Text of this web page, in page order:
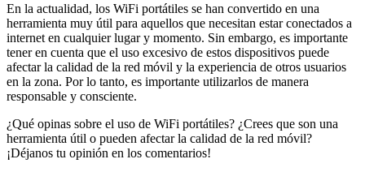
En la actualidad, los WiFi portátiles se han convertido en una
herramienta muy útil para aquellos que necesitan estar conectados a
internet en cualquier lugar y momento. Sin embargo, es importante
tener en cuenta que el uso excesivo de estos dispositivos puede
afectar la calidad de la red móvil y la experiencia de otros usuarios
en la zona. Por lo tanto, es importante utilizarlos de manera
responsable y consciente.
¿Qué opinas sobre el uso de WiFi portátiles? ¿Crees que son una
herramienta útil o pueden afectar la calidad de la red móvil?
¡Déjanos tu opinión en los comentarios!